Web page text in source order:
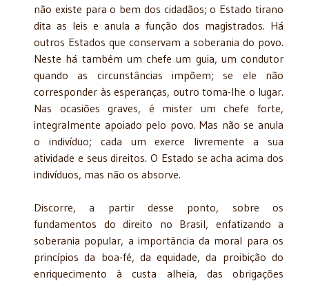
não existe para o bem dos cidadãos; o Estado tirano
dita as leis e anula a função dos magistrados. Há
outros Estados que conservam a soberania do povo.
Neste há também um chefe um guia, um condutor
quando as circunstâncias impõem; se ele não
corresponder às esperanças, outro toma-lhe o lugar.
Nas ocasiões graves, é mister um chefe forte,
integralmente apoiado pelo povo. Mas não se anula
o indivíduo; cada um exerce livremente a sua
atividade e seus direitos. O Estado se acha acima dos
indivíduos, mas não os absorve.
Discorre, a partir desse ponto, sobre os
fundamentos do direito no Brasil, enfatizando a
soberania popular, a importância da moral para os
princípios da boa-fé, da equidade, da proibição do
enriquecimento à custa alheia, das obrigações